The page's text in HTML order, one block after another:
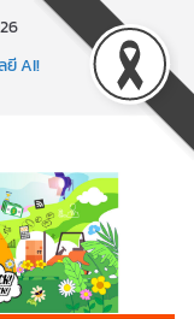
ยี AI!
รกิจให้พุ่งทะยาน